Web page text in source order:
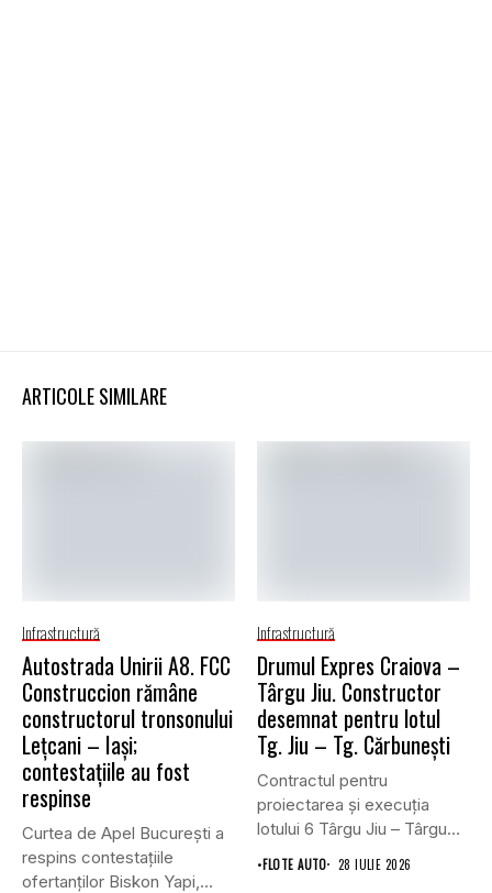
ARTICOLE SIMILARE
Infrastructură
Autostrada Unirii A8. FCC
Construccion rămâne
constructorul tronsonului
Lețcani – Iași;
contestațiile au fost
respinse
Curtea de Apel București a
respins contestațiile
ofertanților Biskon Yapi,
Infrastructură
Drumul Expres Craiova –
Târgu Jiu. Constructor
desemnat pentru lotul
Tg. Jiu – Tg. Cărbunești
Contractul pentru
proiectarea și execuția
lotului 6 Târgu Jiu – Târgu
•FLOTE AUTO 28 IULIE 2026